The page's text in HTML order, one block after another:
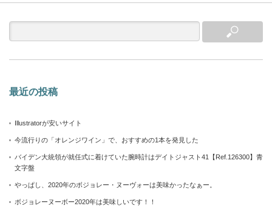
最近の投稿
Illustratorが安いサイト
今流行りの「オレンジワイン」で、おすすめの1本を発見した
バイデン大統領が就任式に着けていた腕時計はデイトジャスト41【Ref.126300】青
文字盤
やっぱし、2020年のボジョレー・ヌーヴォーは美味かったなぁー。
ボジョレーヌーボー2020年は美味しいです！！